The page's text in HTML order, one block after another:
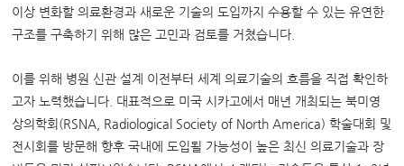
이상 변화할 의료환경과 새로운 기술의 도입까지 수용할 수 있는 유연한
구조를 구축하기 위해 많은 고민과 검토를 거쳤습니다.
이를 위해 병원 신관 설계 이전부터 세계 의료기술의 흐름을 직접 확인하
고자 노력했습니다. 대표적으로 미국 시카고에서 매년 개최되는 북미영
상의학회(RSNA, Radiological Society of North America) 학술대회 및
전시회를 방문해 향후 국내에 도입될 가능성이 높은 최신 의료기술과 장